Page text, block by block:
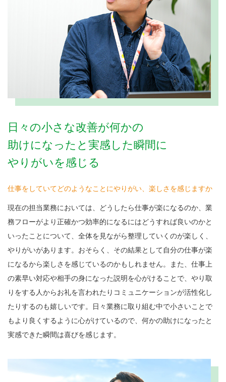
日々の小さな改善が何かの
助けになったと実感した瞬間に
やりがいを感じる
仕事をしていてどのようなことにやりがい、楽しさを感じますか
現在の担当業務においては、どうしたら仕事が楽になるのか、業
務フローがより正確かつ効率的になるにはどうすれば良いのかと
いったことについて、全体を見ながら整理していくのが楽しく、
やりがいがあります。おそらく、その結果として自分の仕事が楽
になるから楽しさを感じているのかもしれません。また、仕事上
の素早い対応や相手の身になった説明を心がけることで、やり取
りをする人からお礼を言われたりコミュニケーションが活性化し
たりするのも嬉しいです。日々業務に取り組む中で小さいことで
もより良くするように心がけているので、何かの助けになったと
実感できた瞬間は喜びを感じます。